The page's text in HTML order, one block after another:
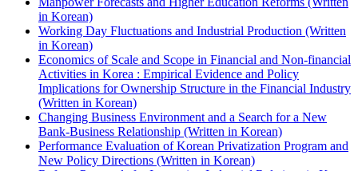
in Korean)
Working Day Fluctuations and Industrial Production (Written
in Korean)
Economics of Scale and Scope in Financial and Non-financial
Activities in Korea : Empirical Evidence and Policy
Implications for Ownership Structure in the Financial Industry
(Written in Korean)
Changing Business Environment and a Search for a New
Bank-Business Relationship (Written in Korean)
Performance Evaluation of Korean Privatization Program and
New Policy Directions (Written in Korean)